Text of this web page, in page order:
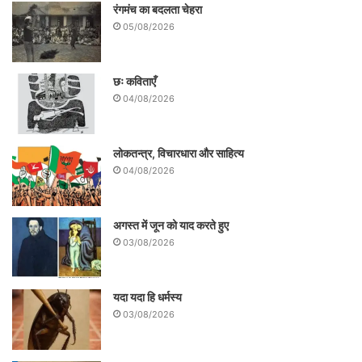
जब मैं अपने भाई को लेकर
पिछली इन्हीं सर्दियों में एक अस्पताल में था
वह रोज हौसला दिलाता हुआ
हमारा हाल चाल लेता रहा
अब इस कथन पर भरोसा करना मुमकिन था कि
दुनिया सचमुच खूबसूरत लोगों से भरी पड़ी है
पिछले महीने जब हल्की धुन्ध में हमारा
वह छोटा -सा स्टेशन लिपटा हुआ था
वह आया गहरे विस्मय की तरह !
रंगमंच का बदलता चेहरा
05/08/2026
छः कविताएँ
04/08/2026
लोकतन्त्र, विचारधारा और साहित्य
04/08/2026
अगस्त में जून को याद करते हुए
03/08/2026
यदा यदा हि धर्मस्य
03/08/2026